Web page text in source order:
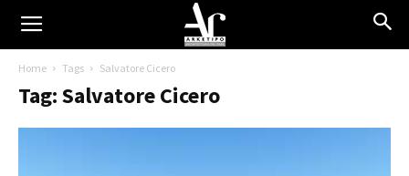
Home Tags Salvatore Cicero
Tag: Salvatore Cicero